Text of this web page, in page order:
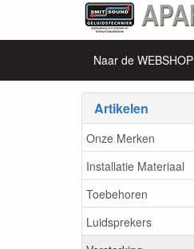
Naar de WEBSHOP
Artikelen
Onze Merken
Installatie Materiaal
Toebehoren
Luidsprekers